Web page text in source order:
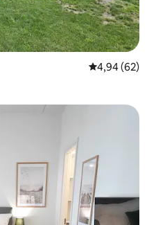
4,94 av 5 i
4,94 (62)